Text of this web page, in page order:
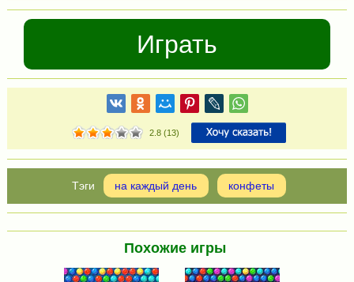
Играть
2.8(13)
на каждый день конфеты
Похожие игры